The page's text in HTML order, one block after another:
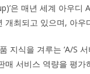
은 매년 세계 아우
개최되고 있으며, 아
지식을 겨루는 ‘A/S
서비스 역량을 평가